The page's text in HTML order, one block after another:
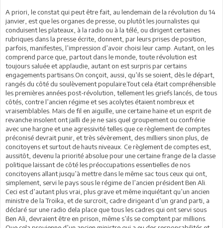
A priori, le constat qui peut être fait, au lendemain de la révolution du 14
janvier, est que les organes de presse, ou plutôt les journalistes qui
conduisent les plateaux, à la radio ou à la télé, ou dirigent certaines
rubriques dans la presse écrite, donnent, par leurs prises de position,
parfois, manifestes, l’impression d’avoir choisi leur camp. Autant, on les
comprend parce que, partout dans le monde, toute révolution est
toujours saluée et applaudie, autant on est surpris par certains
engagements partisans.On conçoit, aussi, qu’ils se soient, dès le départ,
rangés du côté du soulèvement populaire.Tout cela était compréhensible
les premières années post-révolution, tellement les griefs lancés, de tous
côtés, contre l’ancien régime et ses acolytes étaient nombreux et
vraisemblables. Mais de fil en aiguille, une certaine haine et un esprit de
revanche insolent ont jailli de je ne sais quel groupement ou confrérie
avec une hargne et une agressivité telles que ce règlement de comptes
préconisé devrait punir, et très sévèrement, des milliers sinon plus, de
concitoyens et surtout de hauts niveaux. Ce règlement de comptes est,
aussitôt, devenu la priorité absolue pour une certaine frange de la classe
politique laissant de côté les préoccupations essentielles de nos
concitoyens allant jusqu’à mettre dans le même sac tous ceux qui ont,
simplement, servi le pays sous le régime de l’ancien président Ben Ali.
Ceci est d’autant plus vrai, plus grave et même inquiétant qu’un ancien
ministre de la Troïka, et de surcroit, cadre dirigeant d’un grand parti, a
déclaré sur une radio dela place que tous les cadres qui ont servi sous
Ben Ali, devraient être en prison, même s’ils se comptent par millions.